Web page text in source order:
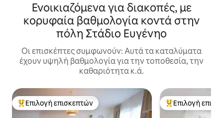
Ενοικιαζόμενα για διακοπές, με
κορυφαία βαθμολογία κοντά στην
πόλη Στάδιο Ευγένηο
Οι επισκέπτες συμφωνούν: Αυτά τα καταλύματα
έχουν υψηλή βαθμολογία για την τοποθεσία, την
καθαριότητα κ.ά.
Κορυφαία επιλογή επισκεπτών
Επιλογή επισκεπτών Κορυφαία
Επιλογή